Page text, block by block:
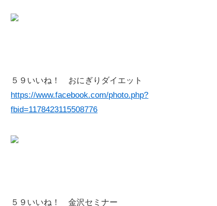
５９いいね！ おにぎりダイエット
https://www.facebook.com/photo.php?
fbid=1178423115508776
５９いいね！ 金沢セミナー